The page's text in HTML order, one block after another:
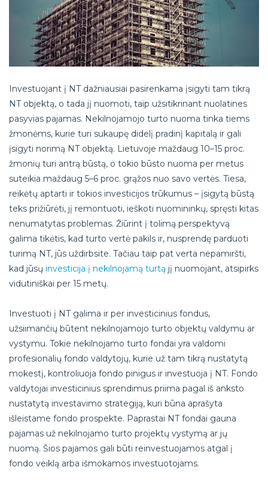
Investuojant į NT dažniausiai pasirenkama įsigyti tam tikrą
NT objektą, o tada jį nuomoti, taip užsitikrinant nuolatines
pasyvias pajamas. Nekilnojamojo turto nuoma tinka tiems
žmonėms, kurie turi sukaupę didelį pradinį kapitalą ir gali
įsigyti norimą NT objektą. Lietuvoje maždaug 10–15 proc.
žmonių turi antrą būstą, o tokio būsto nuoma per metus
suteikia maždaug 5–6 proc. grąžos nuo savo vertės. Tiesa,
reikėtų aptarti ir tokios investicijos trūkumus – įsigytą būstą
teks prižiūrėti, jį remontuoti, ieškoti nuomininkų, spręsti kitas
nenumatytas problemas. Žiūrint į tolimą perspektyvą
galima tikėtis, kad turto vertė pakils ir, nusprendę parduoti
turimą NT, jūs uždirbsite. Tačiau taip pat verta nepamiršti,
kad jūsų investicija į nekilnojamą turtą jį nuomojant, atsipirks
vidutiniškai per 15 metų.
Investuoti į NT galima ir per investicinius fondus,
užsiimančių būtent nekilnojamojo turto objektų valdymu ar
vystymu. Tokie nekilnojamo turto fondai yra valdomi
profesionalių fondo valdytojų, kurie už tam tikrą nustatytą
mokestį, kontroliuoja fondo pinigus ir investuoja į NT. Fondo
valdytojai investicinius sprendimus priima pagal iš anksto
nustatytą investavimo strategiją, kuri būna aprašyta
išleistame fondo prospekte. Paprastai NT fondai gauna
pajamas už nekilnojamo turto projektų vystymą ar jų
nuomą. Šios pajamos gali būti reinvestuojamos atgal į
fondo veiklą arba išmokamos investuotojams.